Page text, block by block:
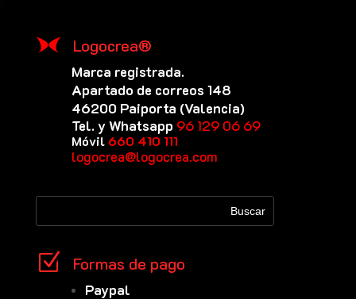
Logocrea®
Marca registrada.
Apartado de correos 148
46200 Paiporta (Valencia)
Tel. y Whatsapp 96 129 06 69
Móvil 660 410 111
logocrea@logocrea.com
Z Formas de pago
Paypal